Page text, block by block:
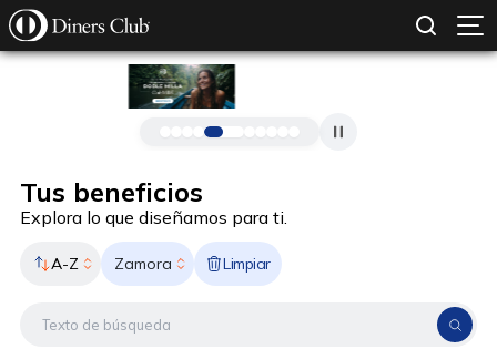
Pasar al contenido principal
Tus beneficios
Explora lo que diseñamos para ti.
A-Z Zamora Limpiar